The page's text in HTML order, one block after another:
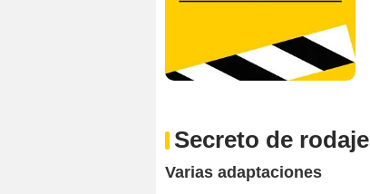
Secreto de rodaje
Varias adaptaciones